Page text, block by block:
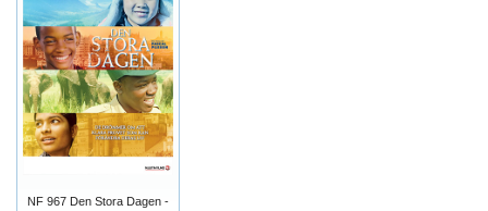
NF 967 Den Stora Dagen -